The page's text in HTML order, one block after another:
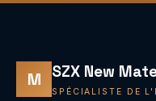
M SZX New
SPÉCIALISTE DE